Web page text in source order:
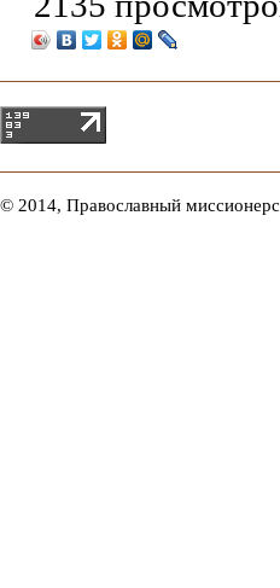
© 2014, Православный